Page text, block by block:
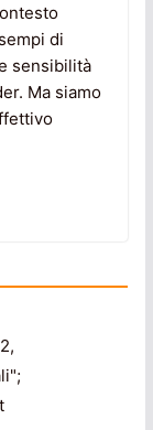
di
sensibilità
Ma siamo